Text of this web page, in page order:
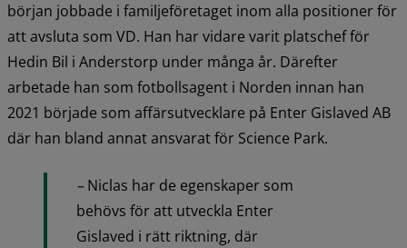
början jobbade i familjeföretaget inom alla positioner för
att avsluta som VD. Han har vidare varit platschef för
Hedin Bil i Anderstorp under många år. Därefter
arbetade han som fotbollsagent i Norden innan han
2021 började som affärsutvecklare på Enter Gislaved AB
där han bland annat ansvarat för Science Park.
– Niclas har de egenskaper som
behövs för att utveckla Enter
Gislaved i rätt riktning, där